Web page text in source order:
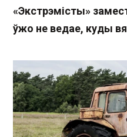
«Экстрэмісты»
ўжо не ведае, куды